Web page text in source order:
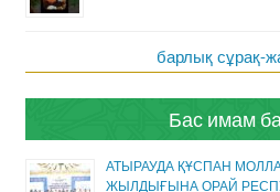
барлық сұрақ-
Бас имам
АТЫРАУДА ҚҰСПАН МОЛЛА
ЖЫЛДЫҒЫНА ОРАЙ